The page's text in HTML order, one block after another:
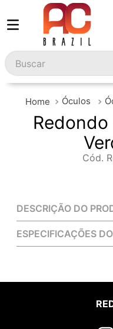
Buscar
Óculos
Redondo
Cód.
DESCRIÇÃO DO
ESPECIFICAÇÕES